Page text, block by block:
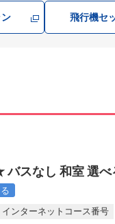
飛行機セ
スなし 和室 選べ
インターネットコース番号